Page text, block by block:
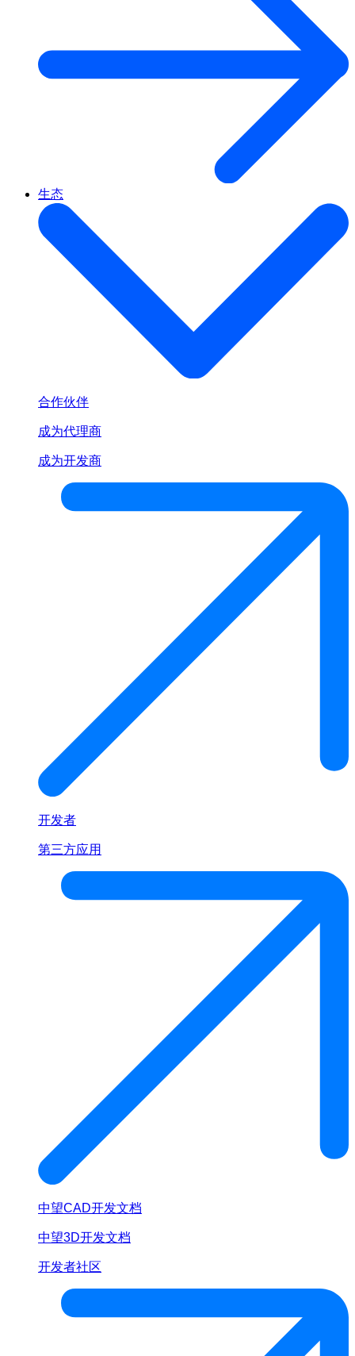
生态
合作伙伴
成为代理商
成为开发商
开发者
第三方应用
中望CAD开发文档
中望3D开发文档
开发者社区